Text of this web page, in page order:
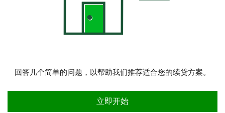
回答几个简单的问题，以帮助我们推荐适合您的续贷方案。
需要我们帮您找到合适的续贷方案？
立即开始